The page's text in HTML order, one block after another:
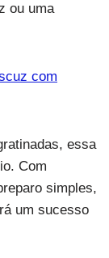
ou uma
com
essa
Com
simples,
um sucesso